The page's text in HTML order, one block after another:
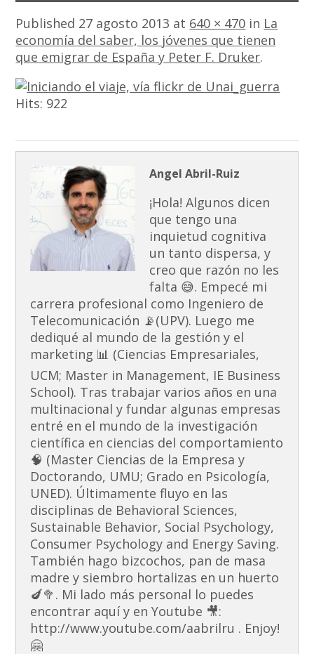
Published 27 agosto 2013 at 640 × 470 in La
economía del saber, los jóvenes que tienen
que emigrar de España y Peter F. Druker.
Hits: 922
Angel Abril-Ruiz
¡Hola! Algunos dicen
que tengo una
inquietud cognitiva
un tanto dispersa, y
creo que razón no les
falta 😅. Empecé mi
carrera profesional como Ingeniero de
Telecomunicación 📡(UPV). Luego me
dediqué al mundo de la gestión y el
marketing 📊 (Ciencias Empresariales,
UCM; Master in Management, IE Business
School). Tras trabajar varios años en una
multinacional y fundar algunas empresas
entré en el mundo de la investigación
científica en ciencias del comportamiento
🧠 (Master Ciencias de la Empresa y
Doctorando, UMU; Grado en Psicología,
UNED). Últimamente fluyo en las
disciplinas de Behavioral Sciences,
Sustainable Behavior, Social Psychology,
Consumer Psychology and Energy Saving.
También hago bizcochos, pan de masa
madre y siembro hortalizas en un huerto
🍆🥦. Mi lado más personal lo puedes
encontrar aquí y en Youtube 🎥:
http://www.youtube.com/aabrilru . Enjoy!
🤗